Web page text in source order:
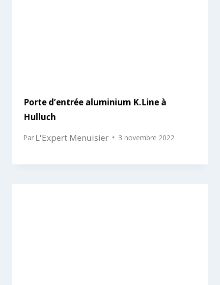
Porte d’entrée aluminium K.Line à
Hulluch
Par L'Expert Menuisier 3 novembre 2022